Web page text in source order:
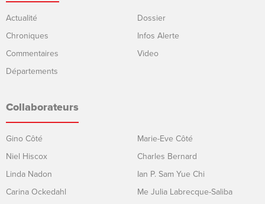
Actualité
Chroniques
Commentaires
Départements
Dossier
Infos Alerte
Video
Collaborateurs
Gino Côté
Niel Hiscox
Linda Nadon
Carina Ockedahl
Marie-Eve Côté
Charles Bernard
Ian P. Sam Yue Chi
Me Julia Labrecque-Saliba